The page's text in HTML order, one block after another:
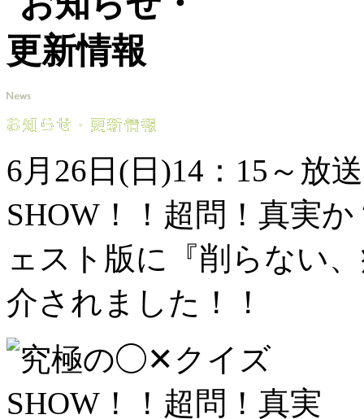
6月26日(日)14：15～放
SHOW！！超問！真実
ェスト版に『削らない
介されました！！